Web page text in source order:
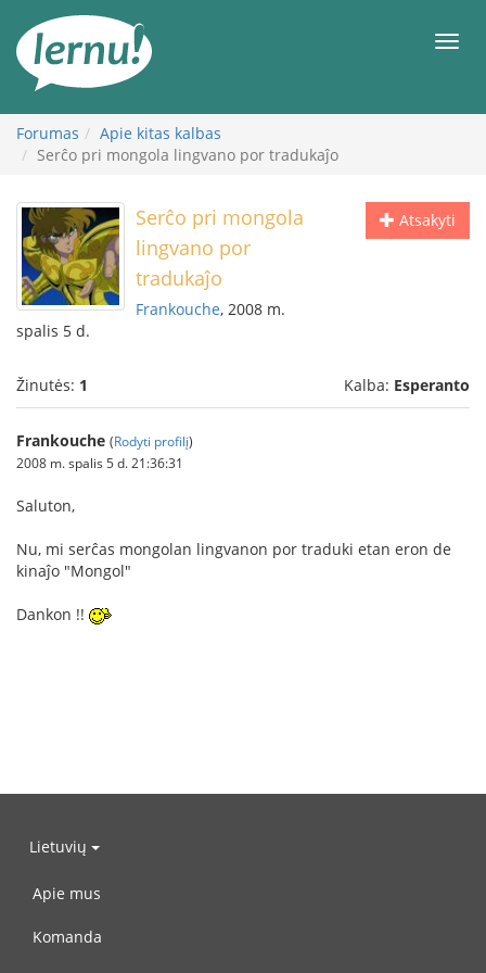
turinį
Forumas
Apie kitas kalbas
Serĉo pri mongola lingvano por tradukaĵo
Atsakyti
Serĉo pri mongola
lingvano por
tradukaĵo
Frankouche, 2008 m.
spalis 5 d.
Žinutės: 1 Kalba: Esperanto
Frankouche (Rodyti profilį)
2008 m. spalis 5 d. 21:36:31
Saluton,
Nu, mi serĉas mongolan lingvanon por traduki etan eron de
kinaĵo "Mongol"
Dankon !!
Lietuvių
Apie mus
Komanda